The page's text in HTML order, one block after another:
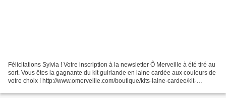
Félicitations Sylvia ! Votre inscription à la newsletter Ô Merveille à été tiré au
sort. Vous êtes la gagnante du kit guirlande en laine cardée aux couleurs de
votre choix ! http://www.omerveille.com/boutique/kits-laine-cardee/kit-